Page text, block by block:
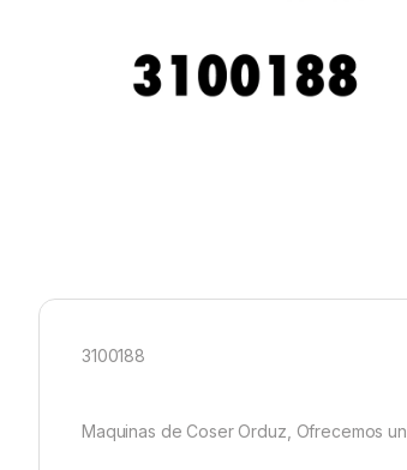
3100188
Maquinas de Coser Orduz, Ofrecemos